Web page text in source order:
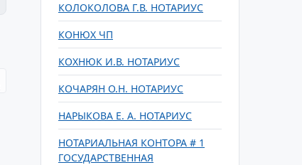
КОЛОКОЛОВА Г.В. НОТАРИУС
КОНЮХ ЧП
КОХНЮК И.В. НОТАРИУС
КОЧАРЯН О.Н. НОТАРИУС
НАРЫКОВА Е. А. НОТАРИУС
НОТАРИАЛЬНАЯ КОНТОРА # 1
ГОСУДАРСТВЕННАЯ